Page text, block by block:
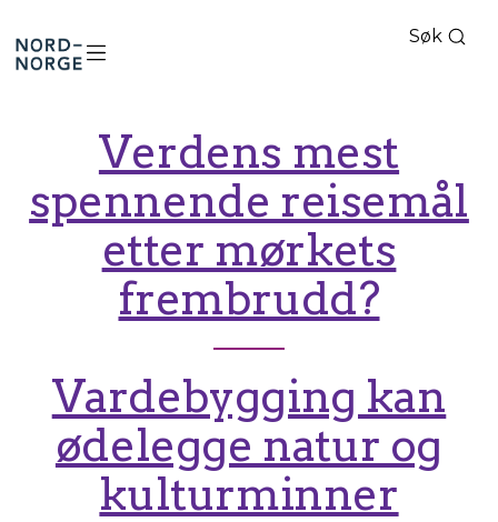
Nord-
Norge
Søk
Verdens mest
spennende reisemål
etter mørkets
frembrudd?
Vardebygging kan
ødelegge natur og
kulturminner